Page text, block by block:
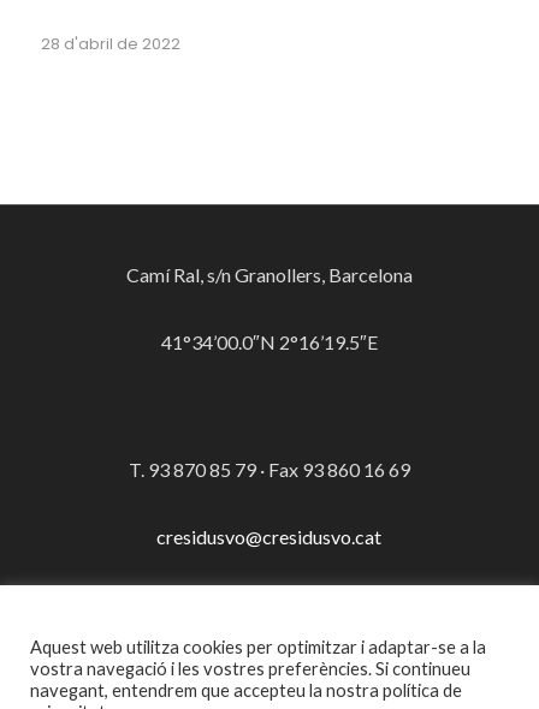
28 d'abril de 2022
Camí Ral, s/n Granollers, Barcelona
41°34’00.0″N 2°16’19.5″E
T. 93 870 85 79 · Fax 93 860 16 69
cresidusvo@cresidusvo.cat
© Consorci per a la Gestió dels Residus del Vallès Oriental
·Avís legal
Aquest web utilitza cookies per optimitzar i adaptar-se a la
vostra navegació i les vostres preferències. Si continueu
navegant, entendrem que accepteu la nostra política de